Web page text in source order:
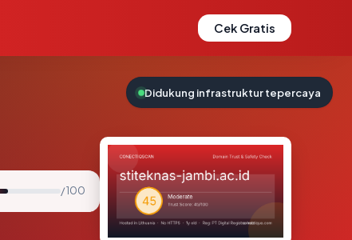
Cek Gratis
/ 100
Didukung infrastruktur tepercaya